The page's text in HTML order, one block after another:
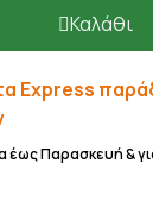
Καλάθι
Express
έως Παρασκευή &